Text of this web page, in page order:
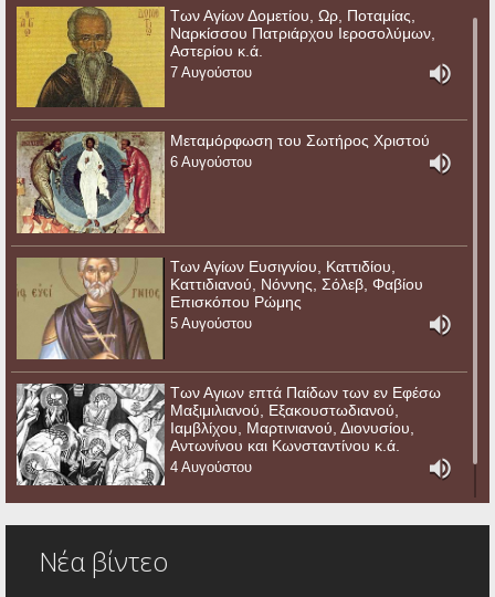
Των Αγίων Δομετίου, Ωρ, Ποταμίας,
Ναρκίσσου Πατριάρχου Ιεροσολύμων,
Αστερίου κ.ά.
7 Αυγούστου
Μεταμόρφωση του Σωτήρος Χριστού
6 Αυγούστου
Των Αγίων Ευσιγνίου, Καττιδίου,
Καττιδιανού, Νόννης, Σόλεβ, Φαβίου
Επισκόπου Ρώμης
5 Αυγούστου
Των Αγιων επτά Παίδων των εν Εφέσω
Μαξιμιλιανού, Εξακουστωδιανού,
Ιαμβλίχου, Μαρτινιανού, Διονυσίου,
Αντωνίνου και Κωνσταντίνου κ.ά.
4 Αυγούστου
Νέα βίντεο